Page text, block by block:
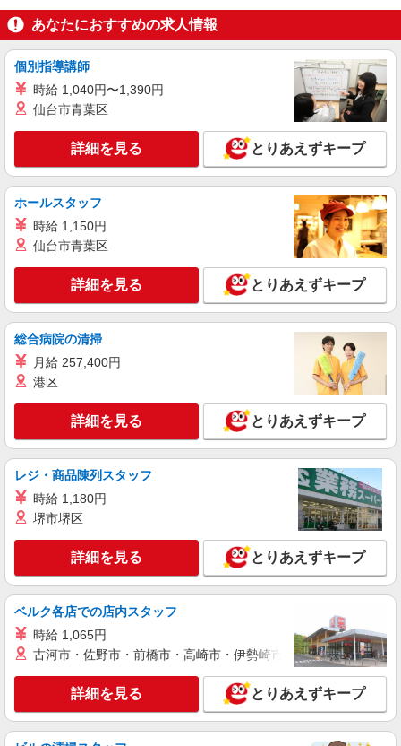
時給1,250円
町1-4-1 ［2］永福町店 東京都杉並区和泉3-4-2 上
記2店舗を中心に、JR中央線・京王井の頭線沿線
の店舗（荻窪、高円寺、三鷹、笹塚、初台、阿佐
ヶ谷など）で勤務の可能性があります。 勤務地は
オファーごとに確認できるのでシフトの提出は不
要です。
キープ 詳細を見る
パート
ケンタッキーフライドチキン エリアスタッフ幡ヶ谷南口店
KFC店舗サポートスタッフ
［1］吉祥寺南口店 東京都武蔵野市吉祥寺南
町1-4-1 ［2］永福町店 東京都杉並区和泉3-4-2 上
記2店舗を中心に、JR中央線・京王井の頭線沿線
の店舗（荻窪、高円寺、三鷹、笹塚、初台、阿佐
ヶ谷など）で勤務の可能性があります。 勤務地は
オファーごとに確認できるのでシフトの提出は不
要です。
キープ 詳細を見る
アルバイト パート
ケンタッキーフライドチキン エリアスタッフ京王笹塚店
KFC店舗サポートスタッフ
［1］吉祥寺南口店 東京都武蔵野市吉祥寺南
町1-4-1 ［2］永福町店 東京都杉並区和泉3-4-2 上
記2店舗を中心に、JR中央線・京王井の頭線沿線
ヶ谷など）で勤務の可能性があります。 勤務地は
オファーごとに確認できるのでシフトの提出は不
キープ 詳細を見る
アルバイト パート
コンパスグループ・ジャパン株式会社 39672_p
調理補助【アルバイト・パート】
時給1,500円以上 試用期間中 時給1,500円以上
(試用期間2ヶ月) 残業が発生した場合、残業代を1
分単位で別途支給します。
台町９－６）
キープ 詳細を見る
パート
コンパスグループ・ジャパン株式会社 21051_p
あなたにおすすめの求人情報
個別指導講師
時給 1,040円〜1,390円
仙台市青葉区
詳細を見る とりあえずキープ
ホールスタッフ
時給 1,150円
仙台市青葉区
詳細を見る とりあえずキープ
総合病院の清掃
月給 257,400円
港区
詳細を見る とりあえずキープ
レジ・商品陳列スタッフ
時給 1,180円
堺市堺区
詳細を見る とりあえずキープ
ベルク各店での店内スタッフ
時給 1,065円
古河市・佐野市・前橋市・高崎市・伊勢崎市・太田市・館林市
詳細を見る とりあえずキープ